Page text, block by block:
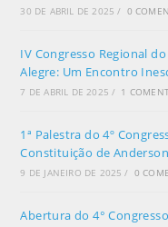
30 DE ABRIL DE 2025 / 0
IV Congresso Regional
Alegre: Um Encontro
7 DE ABRIL DE 2025 / 1
1ª Palestra do 4º
Constituição de
9 DE JANEIRO DE 2025 / 0
Abertura do 4°